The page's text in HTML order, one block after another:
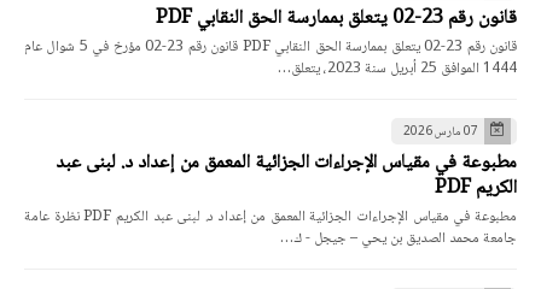
قانون رقم 23-02 يتعلق بممارسة الحق النقابي PDF
قانون رقم 23-02 يتعلق بممارسة الحق النقابي PDF قانون رقم 23-02 مؤرخ في 5 شوال عام
1444 الموافق 25 أبريل سنة 2023، يتعلق…
07 مارس 2026
مطبوعة في مقياس الإجراءات الجزائية المعمق من إعداد د. لبنى عبد
الكريم PDF
مطبوعة في مقياس الإجراءات الجزائية المعمق من إعداد د. لبنى عبد الكريم PDF نظرة عامة
جامعة محمد الصديق بن يحي – جيجل - ك…